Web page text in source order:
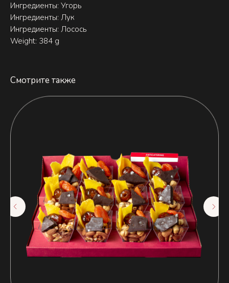
Ингредиенты: Угорь
Ингредиенты: Лук
Ингредиенты: Лосось
Weight: 384 g
Смотрите также